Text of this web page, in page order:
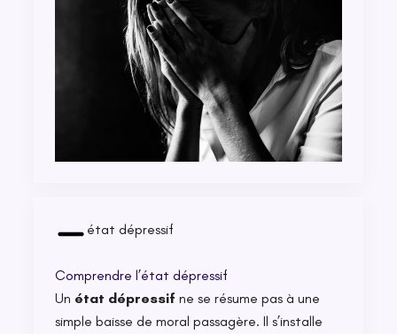
état dépressif
Comprendre l’état dépressif
Un état dépressif ne se résume pas à une
simple baisse de moral passagère. Il s’installe